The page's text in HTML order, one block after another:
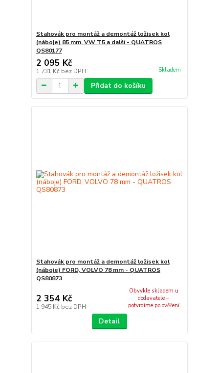
Stahovák pro montáž a demontáž ložisek kol
(náboje) 85 mm, VW T5 a další - QUATROS
QS80177
2 095 Kč
1 731 Kč bez DPH Skladem
Přidat do košíku
Stahovák pro montáž a demontáž ložisek kol
(náboje) FORD, VOLVO 78 mm - QUATROS
QS80873
2 354 Kč
1 945 Kč bez DPH
Obvykle skladem u
dodavatele –
potvrdíme po ověření
Detail